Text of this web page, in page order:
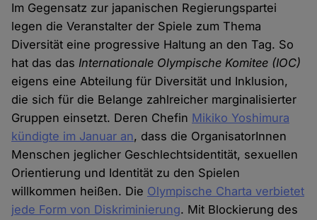
Im Gegensatz zur japanischen Regierungspartei
legen die Veranstalter der Spiele zum Thema
Diversität eine progressive Haltung an den Tag. So
hat das dasInternationale Olympische Komitee (IOC)
eigens eine Abteilung für Diversität und Inklusion,
die sich für die Belange zahlreicher marginalisierter
Gruppen einsetzt. Deren Chefin Mikiko Yoshimura
kündigte im Januar an, dass die OrganisatorInnen
Menschen jeglicher Geschlechtsidentität, sexuellen
Orientierung und Identität zu den Spielen
willkommen heißen. Die Olympische Charta verbietet
jede Form von Diskriminierung. Mit Blockierung des